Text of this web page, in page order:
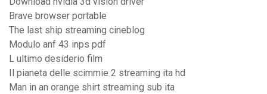
Brave browser portable
The last ship streaming cineblog
Modulo anf 43 inps pdf
L ultimo desiderio film
Il pianeta delle scimmie 2 streaming ita hd
Man in an orange shirt streaming sub ita